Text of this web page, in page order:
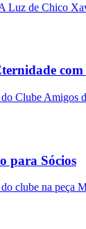
Luz de Chico
com
Clube
para Sócios
clube na peça